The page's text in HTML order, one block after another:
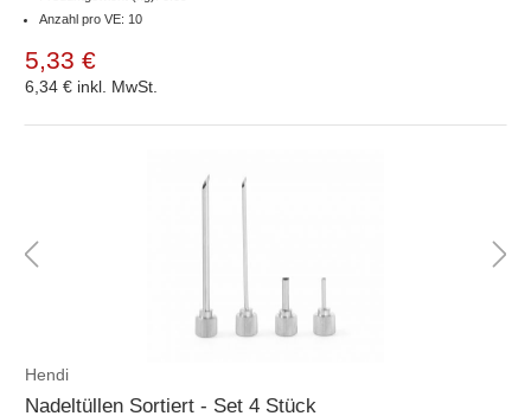
Anzahl pro VE: 10
5,33 €
6,34 € inkl. MwSt.
Hendi
Nadeltüllen Sortiert - Set 4 Stück